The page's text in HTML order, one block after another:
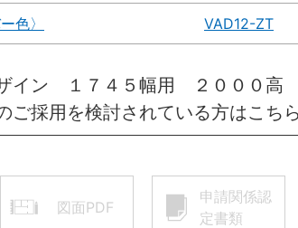
色〉 VAD12-ZT
ン １７４５幅用 ２０００高
用を検討されている方はこちら
図面PDF
申請関係認
定書類